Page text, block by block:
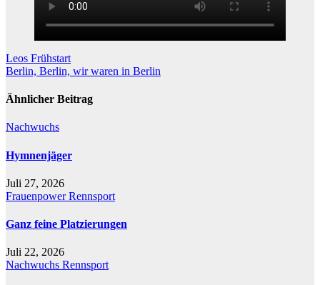
Beitragsnavigation
Leos Frühstart
Berlin, Berlin, wir waren in Berlin
Ähnlicher Beitrag
Nachwuchs
Hymnenjäger
Juli 27, 2026
FrauenpowerRennsport
Ganz feine Platzierungen
Juli 22, 2026
Nachwuchs Rennsport